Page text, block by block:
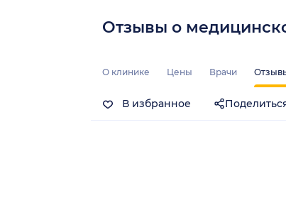
Отзывы о
О клинике Цены Врачи
В избранное